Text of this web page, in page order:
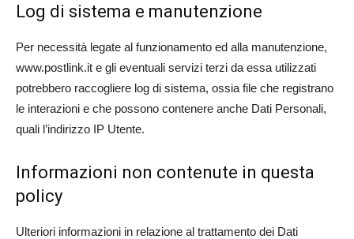
Log di sistema e manutenzione
Per necessità legate al funzionamento ed alla manutenzione,
www.postlink.it e gli eventuali servizi terzi da essa utilizzati
potrebbero raccogliere log di sistema, ossia file che registrano
le interazioni e che possono contenere anche Dati Personali,
quali l’indirizzo IP Utente.
Informazioni non contenute in questa
policy
Ulteriori informazioni in relazione al trattamento dei Dati